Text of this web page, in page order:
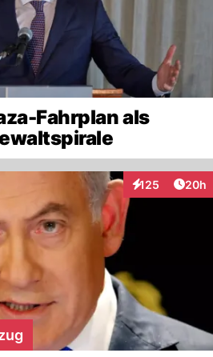
Fahrplan als
125
Interaktionen
20h